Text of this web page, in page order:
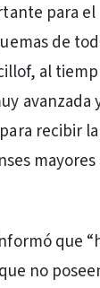
para
de
al
recibir
que
no